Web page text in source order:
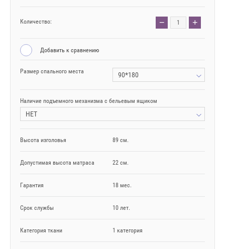
Количество: − +
Добавить к сравнению
Размер спального места 90*180
Наличие подъемного механизма с бельевым ящиком
НЕТ
Высота изголовья 89 см.
Допустимая высота матраса 22 см.
Гарантия 18 мес.
Срок службы 10 лет.
Категория ткани 1 категория